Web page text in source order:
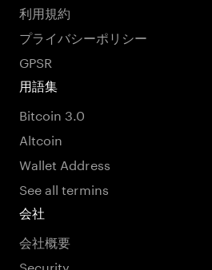
利用規約
プライバシーポリシー
GPSR
用語集
Bitcoin 3.0
Altcoin
Wallet Address
See all termins
会社
会社概要
Security